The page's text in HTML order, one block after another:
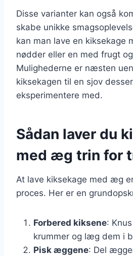
Disse varianter kan også
skabe unikke
kan man lave en kiksekage
nødder eller en med frugt
Mulighederne er næsten
kiksekagen til en sjov
eksperimentere med.
Sådan laver du
med æg trin for
At lave kiksekage med æg
proces. Her er en
Forbered kiksene:
krummer og læg dem i
Pisk æggene: Del